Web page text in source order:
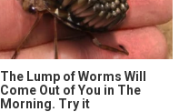
The Lump of Worms Will
Come Out of You in The
Morning. Try it